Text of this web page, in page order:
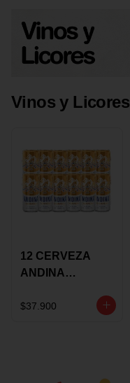
Vinos y Licores
12 CERVEZA
ANDINA
LATON
$37.900